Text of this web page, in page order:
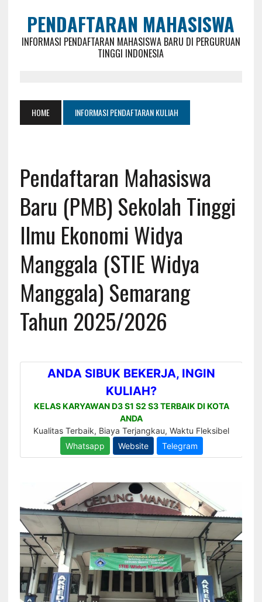
PENDAFTARAN MAHASISWA
INFORMASI PENDAFTARAN MAHASISWA BARU DI PERGURUAN
TINGGI INDONESIA
HOME INFORMASI PENDAFTARAN KULIAH
Pendaftaran Mahasiswa
Baru (PMB) Sekolah Tinggi
Ilmu Ekonomi Widya
Manggala (STIE Widya
Manggala) Semarang
Tahun 2025/2026